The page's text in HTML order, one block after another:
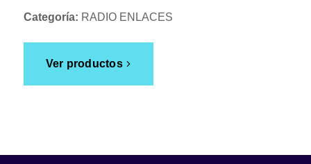
Categoría: RADIO ENLACES
Ver productos